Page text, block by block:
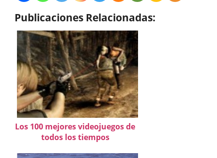
Publicaciones Relacionadas:
Los 100 mejores videojuegos de
todos los tiempos